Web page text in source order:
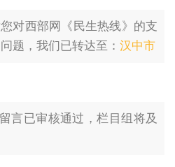
对西部网《民生热线》的支
题，我们已转达至： 汉中市
言已审核通过，栏目组将及